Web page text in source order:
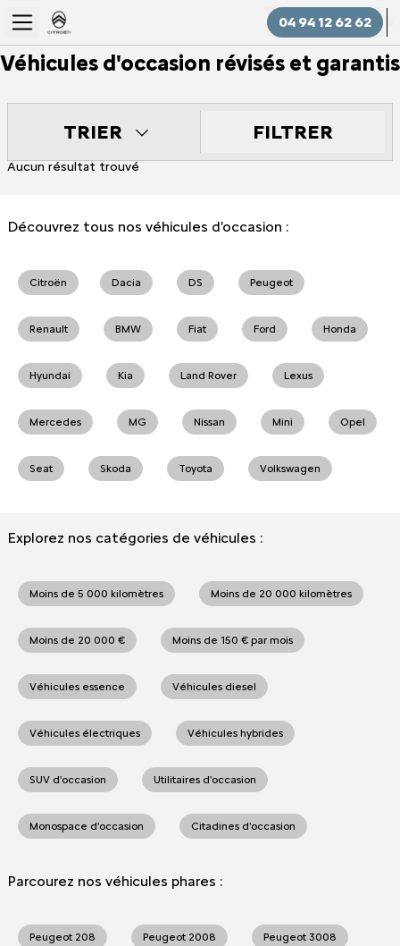
04 94 12 62 62
Véhicules d'occasion révisés et garantis
TRIER FILTRER
Aucun résultat trouvé
Découvrez tous nos véhicules d'occasion :
Citroën Dacia DS Peugeot
Renault BMW Fiat Ford Honda
Hyundai Kia Land Rover Lexus
Mercedes MG Nissan Mini Opel
Seat Skoda Toyota Volkswagen
Explorez nos catégories de véhicules :
Moins de 5 000 kilomètres Moins de 20 000 kilomètres
Moins de 20 000 € Moins de 150 € par mois
Véhicules essence Véhicules diesel
Véhicules électriques Véhicules hybrides
SUV d'occasion Utilitaires d'occasion
Monospace d'occasion Citadines d'occasion
Parcourez nos véhicules phares :
Peugeot 208 Peugeot 2008 Peugeot 3008